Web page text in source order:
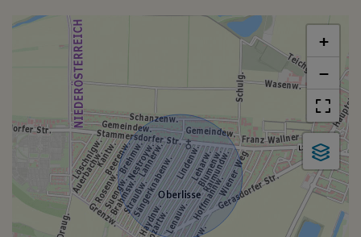
+
−